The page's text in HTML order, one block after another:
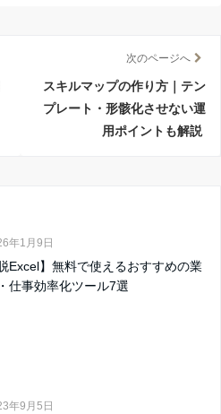
次のページへ
スキルマップの作り方｜テン
プレート・形骸化させない運
用ポイントも解説
年1月9日
脱Excel】無料で使えるおすすめの業
仕事効率化ツール7選
年9月5日